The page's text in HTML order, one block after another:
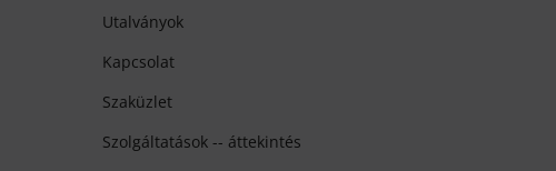
Utalványok
Kapcsolat
Szaküzlet
Szolgáltatások -- áttekintés